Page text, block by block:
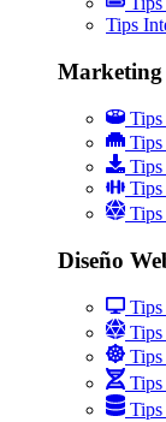
Tips
Tips
Tips
Diseño